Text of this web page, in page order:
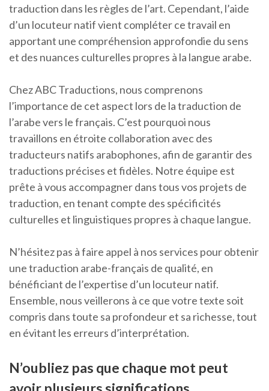
traduction dans les règles de l’art. Cependant, l’aide
d’un locuteur natif vient compléter ce travail en
apportant une compréhension approfondie du sens
et des nuances culturelles propres à la langue arabe.
Chez ABC Traductions, nous comprenons
l’importance de cet aspect lors de la traduction de
l’arabe vers le français. C’est pourquoi nous
travaillons en étroite collaboration avec des
traducteurs natifs arabophones, afin de garantir des
traductions précises et fidèles. Notre équipe est
prête à vous accompagner dans tous vos projets de
traduction, en tenant compte des spécificités
culturelles et linguistiques propres à chaque langue.
N’hésitez pas à faire appel à nos services pour obtenir
une traduction arabe-français de qualité, en
bénéficiant de l’expertise d’un locuteur natif.
Ensemble, nous veillerons à ce que votre texte soit
compris dans toute sa profondeur et sa richesse, tout
en évitant les erreurs d’interprétation.
N’oubliez pas que chaque mot peut